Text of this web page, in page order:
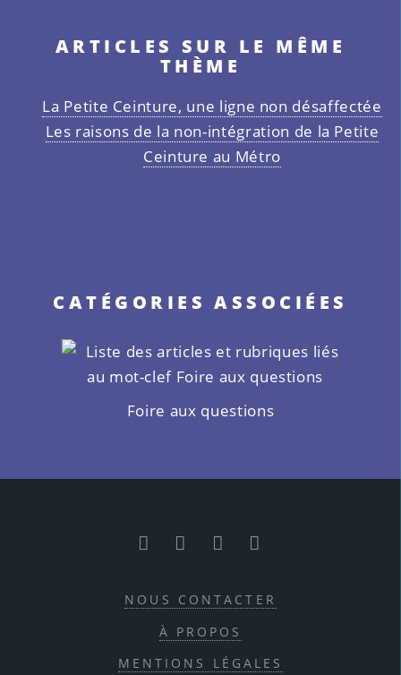
ARTICLES SUR LE MÊME
THÈME
La Petite Ceinture, une ligne non désaffectée
Les raisons de la non-intégration de la Petite
Ceinture au Métro
CATÉGORIES ASSOCIÉES
Foire aux questions
NOUS CONTACTER
À PROPOS
MENTIONS LÉGALES